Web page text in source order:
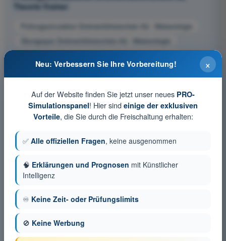
Theorie-Trainer
Prüfungssimulation Drohnenführerschein A2 - Meteorologie
Übungsquiz Drohnenführerschein A2 - Meteorologie
×
Neu: Verbessern Sie Ihre Vorbereitung!
Auf der Website finden Sie jetzt unser neues PRO-
Simulationspanel! Hier sind einige der exklusiven
Vorteile, die Sie durch die Freischaltung erhalten:
✅ Alle offiziellen Fragen, keine ausgenommen
🧠 Erklärungen und Prognosen mit Künstlicher
Intelligenz
♾️ Keine Zeit- oder Prüfungslimits
🚫 Keine Werbung